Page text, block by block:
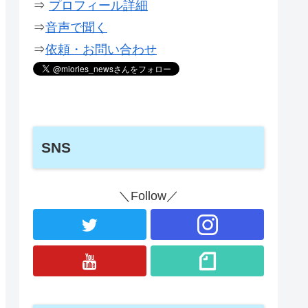
⇒ プロフィール詳細
⇒音声で聞く
⇒依頼・お問い合わせ
SNS
＼Follow／